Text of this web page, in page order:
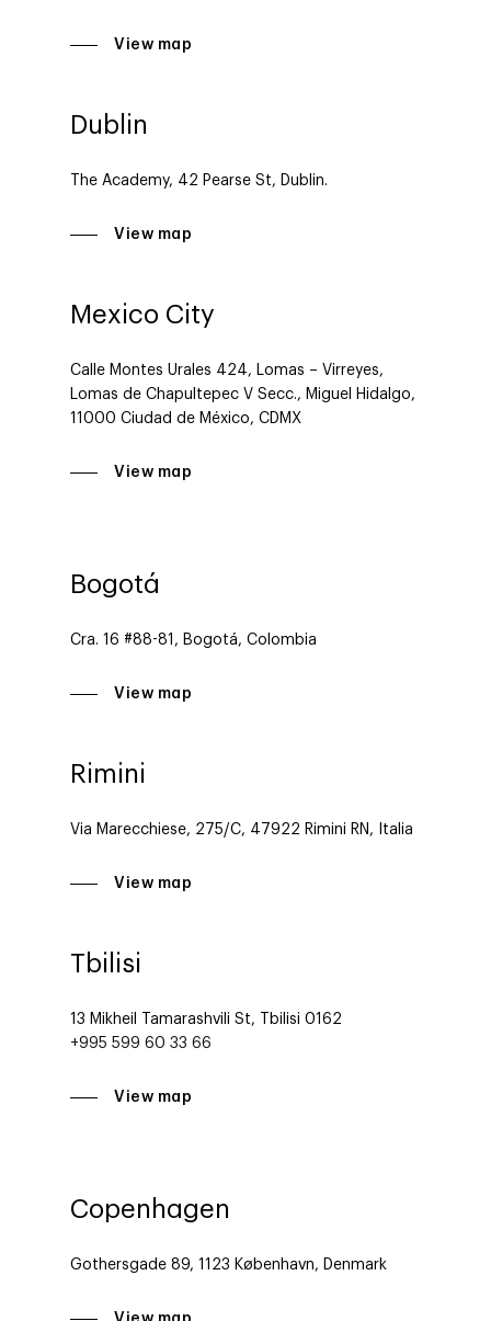
View map
Dublin
The Academy, 42 Pearse St, Dublin.
View map
Mexico City
Calle Montes Urales 424, Lomas – Virreyes,
Lomas de Chapultepec V Secc., Miguel Hidalgo,
11000 Ciudad de México, CDMX
View map
Bogotá
Cra. 16 #88-81, Bogotá, Colombia
View map
Rimini
Via Marecchiese, 275/C, 47922 Rimini RN, Italia
View map
Tbilisi
13 Mikheil Tamarashvili St, Tbilisi 0162
+995 599 60 33 66
View map
Copenhagen
Gothersgade 89, 1123 København, Denmark